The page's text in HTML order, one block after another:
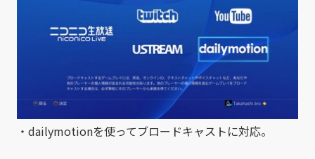
・dailymotionを使ってブロードキャストに対応。